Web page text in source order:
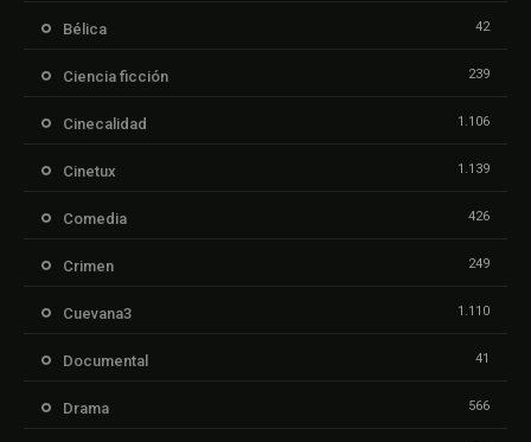
Bélica 42
Ciencia ficción 239
Cinecalidad 1.106
Cinetux 1.139
Comedia 426
Crimen 249
Cuevana3 1.110
Documental 41
Drama 566